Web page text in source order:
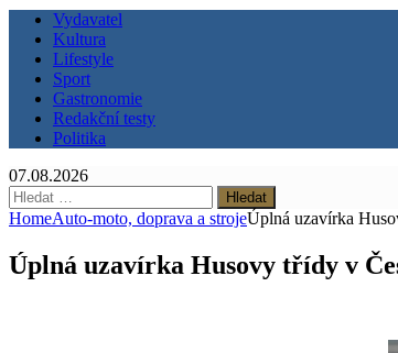
Vydavatel
Kultura
Lifestyle
Sport
Gastronomie
Redakční testy
Politika
07.08.2026
Vyhledávání
HomeAuto-moto, doprava a strojeÚplná uzavírka
Úplná uzavírka Husovy třídy v